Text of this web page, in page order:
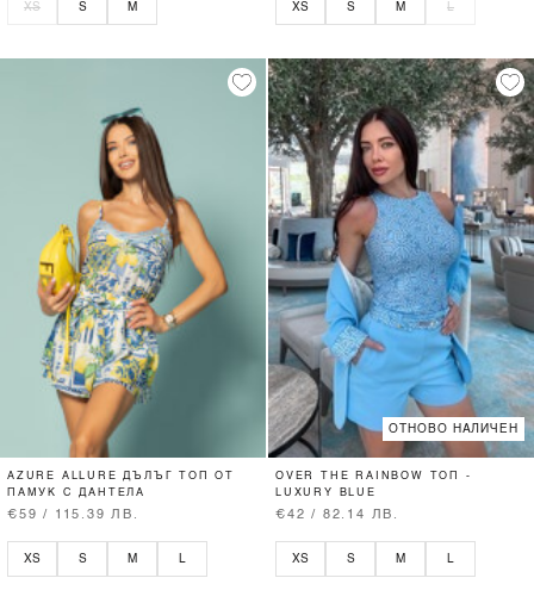
XS S M XS S M L
AZURE ALLURE ДЪЛЪГ ТОП ОТ
ПАМУК С ДАНТЕЛА
€59 / 115.39 ЛВ.
XS S M
ОТНОВО НАЛИЧЕН
OVER THE RAINBOW ТОП -
LUXURY BLUE
€42 / 82.14 ЛВ.
XS S M